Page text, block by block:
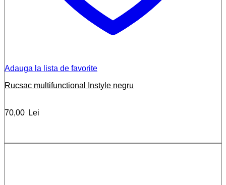
Adauga la lista de favorite
Rucsac multifunctional Instyle negru
70,00 Lei